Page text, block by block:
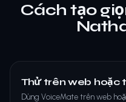
Cách tạo
Thử trên web hoặc
Dùng VoiceMate trên web